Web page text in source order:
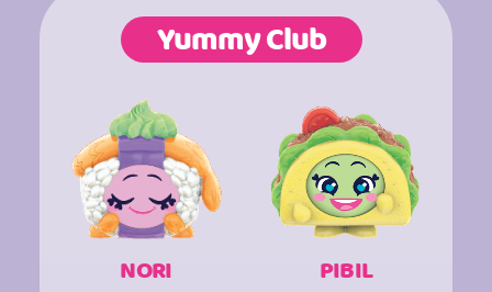
Yummy Club
NORI PIBIL